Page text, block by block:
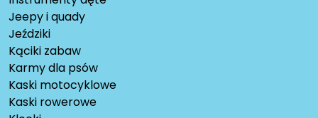
Jeepy i quady
Jeździki
Kąciki zabaw
Karmy dla psów
Kaski motocyklowe
Kaski rowerowe